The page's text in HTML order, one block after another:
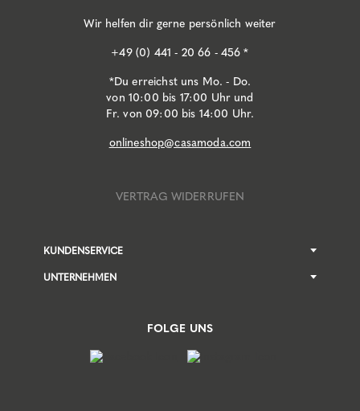
Wir helfen dir gerne persönlich weiter
+49 (0) 441 - 20 66 - 456 *
*Du erreichst uns Mo. - Do.
von 10:00 bis 17:00 Uhr und
Fr. von 09:00 bis 14:00 Uhr.
onlineshop@casamoda.com
VERTRAG WIDERRUFEN
KUNDENSERVICE
UNTERNEHMEN
FOLGE UNS